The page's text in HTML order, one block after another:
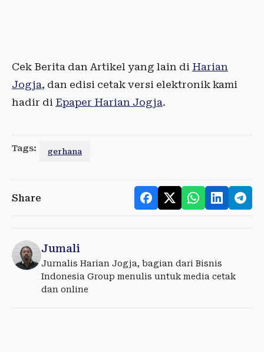
Cek Berita dan Artikel yang lain di Harian
Jogja, dan edisi cetak versi elektronik kami
hadir di Epaper Harian Jogja.
Tags: gerhana
Share
Jumali
Jurnalis Harian Jogja, bagian dari Bisnis
Indonesia Group menulis untuk media cetak
dan online